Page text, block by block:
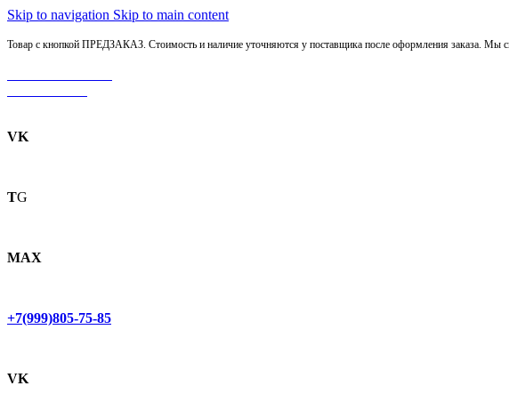
Skip to navigation Skip to main content
Товар с кнопкой ПРЕДЗАКАЗ. Стоимость и наличие уточняются у поставщика после оформления заказа. Мы
VK
TG
MAX
+7(999)805-75-85
VK